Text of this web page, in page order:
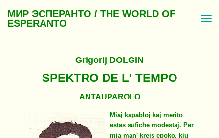
МИР ЭСПЕРАНТО / THE WORLD OF
ESPERANTO
Grigorij DOLGIN
SPEKTRO DE L' TEMPO
ANTAUPAROLO
Miaj kapabloj kaj merito
estas sufiche modestaj. Per
mia man' kreis epoko, kiu